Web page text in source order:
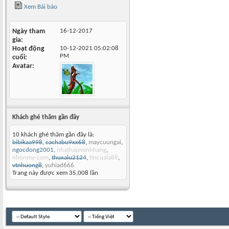
Xem Bài báo
Ngày tham
gia
16-12-2017
Hoạt động
cuối
10-12-2021 05:02:08
PM
Avatar
Khách ghé thăm gần đây
10 khách ghé thăm gần đây là:
bibikaa998, cachabu9xx68, maycuungai,
ngocdong2001, nhathapminhhang,
nhonmy-com, thuxalu2124, tincuala88,
vtnhuong8, yuhiad666
Trang này được xem 35,008 lần